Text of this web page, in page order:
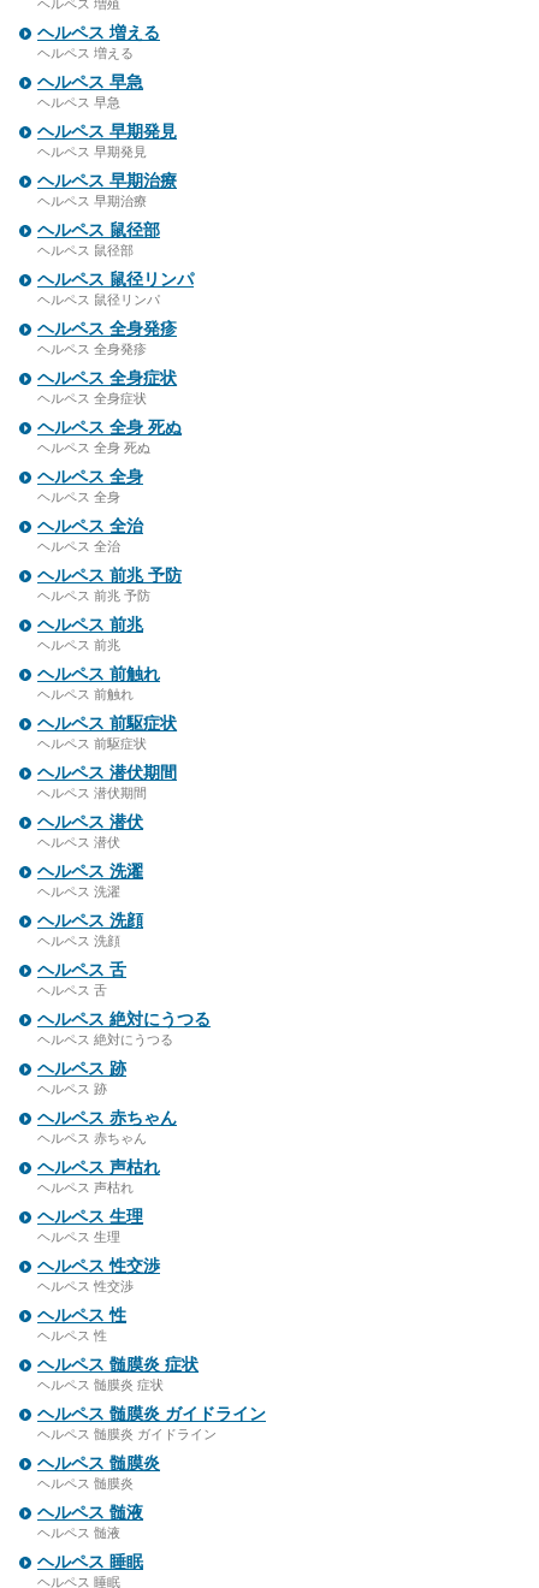
ヘルペス 増殖
ヘルペス 増える
ヘルペス 増える
ヘルペス 早急
ヘルペス 早急
ヘルペス 早期発見
ヘルペス 早期発見
ヘルペス 早期治療
ヘルペス 早期治療
ヘルペス 鼠径部
ヘルペス 鼠径部
ヘルペス 鼠径リンパ
ヘルペス 鼠径リンパ
ヘルペス 全身発疹
ヘルペス 全身発疹
ヘルペス 全身症状
ヘルペス 全身症状
ヘルペス 全身 死ぬ
ヘルペス 全身 死ぬ
ヘルペス 全身
ヘルペス 全身
ヘルペス 全治
ヘルペス 全治
ヘルペス 前兆 予防
ヘルペス 前兆 予防
ヘルペス 前兆
ヘルペス 前兆
ヘルペス 前触れ
ヘルペス 前触れ
ヘルペス 前駆症状
ヘルペス 前駆症状
ヘルペス 潜伏期間
ヘルペス 潜伏期間
ヘルペス 潜伏
ヘルペス 潜伏
ヘルペス 洗濯
ヘルペス 洗濯
ヘルペス 洗顔
ヘルペス 洗顔
ヘルペス 舌
ヘルペス 舌
ヘルペス 絶対にうつる
ヘルペス 絶対にうつる
ヘルペス 跡
ヘルペス 跡
ヘルペス 赤ちゃん
ヘルペス 赤ちゃん
ヘルペス 声枯れ
ヘルペス 声枯れ
ヘルペス 生理
ヘルペス 生理
ヘルペス 性交渉
ヘルペス 性交渉
ヘルペス 性
ヘルペス 性
ヘルペス 髄膜炎 症状
ヘルペス 髄膜炎 症状
ヘルペス 髄膜炎 ガイドライン
ヘルペス 髄膜炎 ガイドライン
ヘルペス 髄膜炎
ヘルペス 髄膜炎
ヘルペス 髄液
ヘルペス 髄液
ヘルペス 睡眠
ヘルペス 睡眠